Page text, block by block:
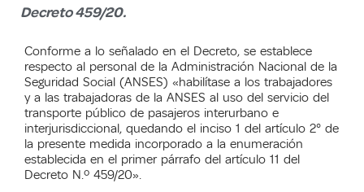
Decreto 459/20.
Conforme a lo señalado en el Decreto, se establece
respecto al personal de la Administración Nacional de la
Seguridad Social (ANSES) «habilítase a los trabajadores
y a las trabajadoras de la ANSES al uso del servicio del
transporte público de pasajeros interurbano e
interjurisdiccional, quedando el inciso 1 del artículo 2° de
la presente medida incorporado a la enumeración
establecida en el primer párrafo del artículo 11 del
Decreto N.º 459/20».